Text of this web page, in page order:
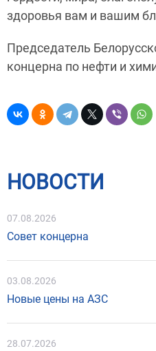
здоровья вам и вашим
Председатель
концерна по нефти и
НОВОСТИ
07.08.2026
Совет концерна
03.08.2026
Новые цены на АЗС
28.07.2026